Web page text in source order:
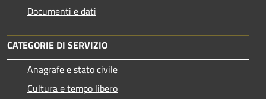
Documenti e dati
CATEGORIE DI SERVIZIO
Anagrafe e stato civile
Cultura e tempo libero